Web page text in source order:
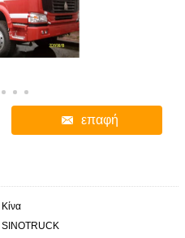
επαφή
Κίνα
SINOTRUCK